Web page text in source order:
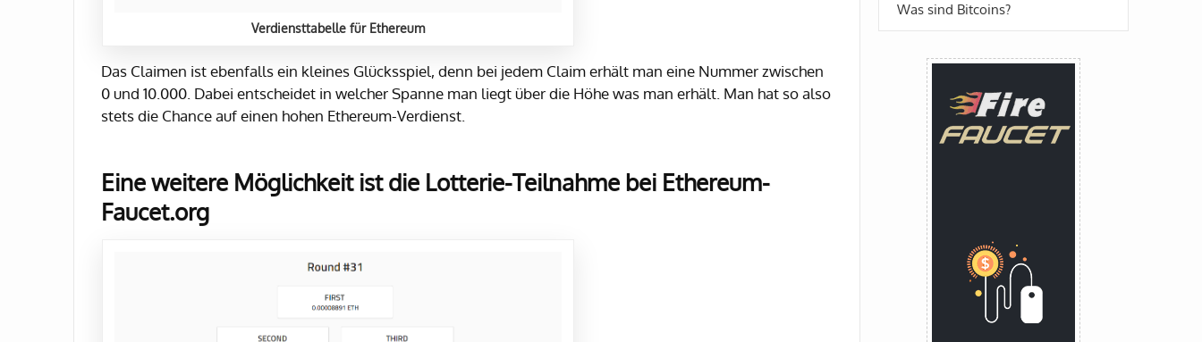
Verdiensttabelle für Ethereum
Das Claimen ist ebenfalls ein kleines Glücksspiel, denn bei jedem Claim erhält man eine Nummer zwischen
0 und 10.000. Dabei entscheidet in welcher Spanne man liegt über die Höhe was man erhält. Man hat so also
stets die Chance auf einen hohen Ethereum-Verdienst.
Eine weitere Möglichkeit ist die Lotterie-Teilnahme bei Ethereum-
Faucet.org
Was sind Bitcoins?